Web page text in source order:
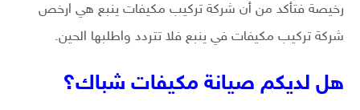
رخيصة فتأكد من أن شركة تركيب مكيفات ينبع هي ارخص
شركة تركيب مكيفات في ينبع فلا تتردد واطلبها الحين.
هل لديكم صيانة مكيفات شباك؟